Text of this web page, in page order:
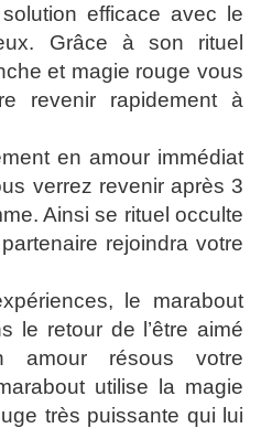
efficace avec le
Grâce à son rituel
et magie rouge vous
revenir rapidement à
en amour immédiat
verrez revenir après 3
Ainsi se rituel occulte
rejoindra votre
le marabout
le retour de l’être aimé
amour résous votre
utilise la magie
très puissante qui lui